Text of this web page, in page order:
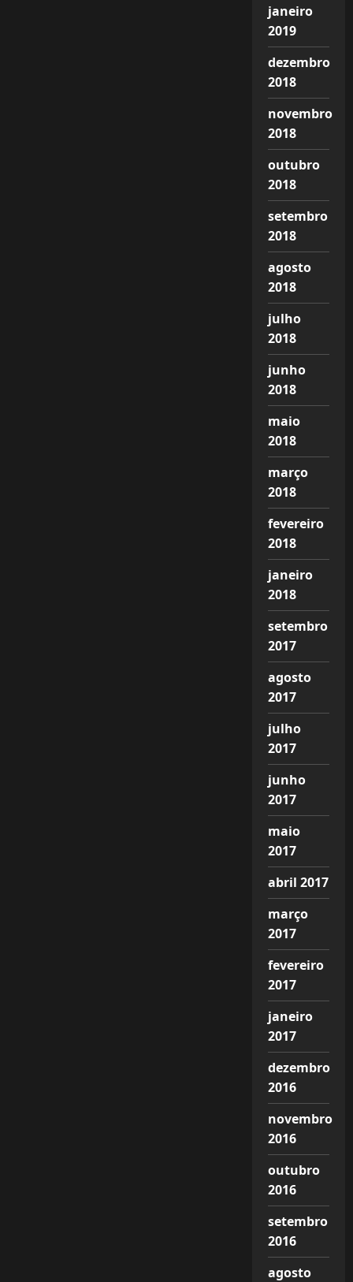
janeiro
2019
dezembro
2018
novembro
2018
outubro
2018
setembro
2018
agosto
2018
julho
2018
junho
2018
maio
2018
março
2018
fevereiro
2018
janeiro
2018
setembro
2017
agosto
2017
julho
2017
junho
2017
maio
2017
abril 2017
março
2017
fevereiro
2017
janeiro
2017
dezembro
2016
novembro
2016
outubro
2016
setembro
2016
agosto